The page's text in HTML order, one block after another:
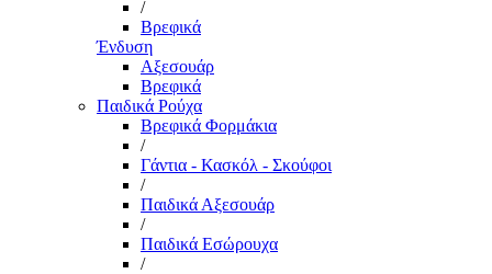
/
Βρεφικά
Ένδυση
Αξεσουάρ
Βρεφικά
Παιδικά Ρούχα
Βρεφικά Φορμάκια
/
Γάντια - Κασκόλ - Σκούφοι
/
Παιδικά Αξεσουάρ
/
Παιδικά Εσώρουχα
/